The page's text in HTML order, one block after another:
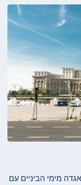
מימי הביניים עם